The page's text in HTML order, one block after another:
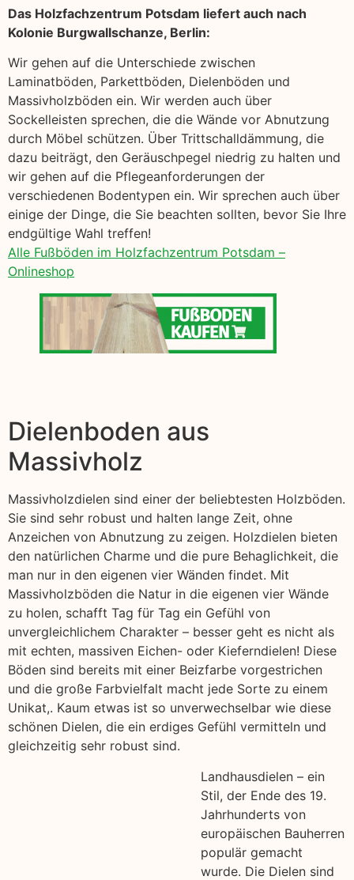
Das Holzfachzentrum Potsdam liefert auch nach
Kolonie Burgwallschanze, Berlin:
Wir gehen auf die Unterschiede zwischen
Laminatböden, Parkettböden, Dielenböden und
Massivholzböden ein. Wir werden auch über
Sockelleisten sprechen, die die Wände vor Abnutzung
durch Möbel schützen. Über Trittschalldämmung, die
dazu beiträgt, den Geräuschpegel niedrig zu halten und
wir gehen auf die Pflegeanforderungen der
verschiedenen Bodentypen ein. Wir sprechen auch über
einige der Dinge, die Sie beachten sollten, bevor Sie Ihre
endgültige Wahl treffen!
Alle Fußböden im Holzfachzentrum Potsdam –
Onlineshop
Dielenboden aus
Massivholz
Massivholzdielen sind einer der beliebtesten Holzböden.
Sie sind sehr robust und halten lange Zeit, ohne
Anzeichen von Abnutzung zu zeigen. Holzdielen bieten
den natürlichen Charme und die pure Behaglichkeit, die
man nur in den eigenen vier Wänden findet. Mit
Massivholzböden die Natur in die eigenen vier Wände
zu holen, schafft Tag für Tag ein Gefühl von
unvergleichlichem Charakter – besser geht es nicht als
mit echten, massiven Eichen- oder Kieferndielen! Diese
Böden sind bereits mit einer Beizfarbe vorgestrichen
und die große Farbvielfalt macht jede Sorte zu einem
Unikat,. Kaum etwas ist so unverwechselbar wie diese
schönen Dielen, die ein erdiges Gefühl vermitteln und
gleichzeitig sehr robust sind.
Landhausdielen – ein
Stil, der Ende des 19.
Jahrhunderts von
europäischen Bauherren
populär gemacht
wurde. Die Dielen sind